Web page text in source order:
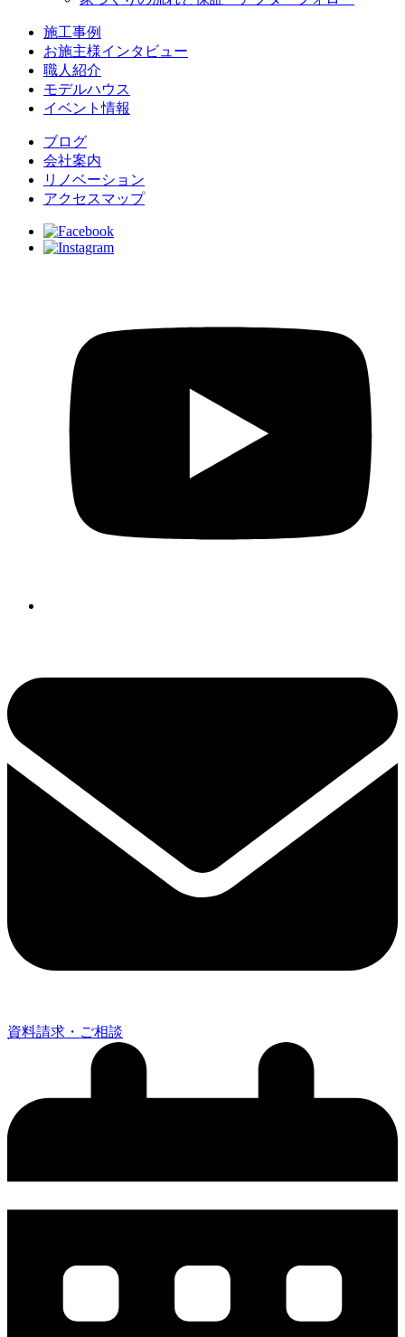
施工事例
お施主様インタビュー
職人紹介
モデルハウス
イベント情報
ブログ
会社案内
リノベーション
アクセスマップ
資料請求・ご相談